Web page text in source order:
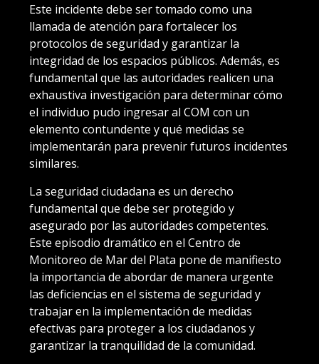
Este incidente debe ser tomado como una
llamada de atención para fortalecer los
protocolos de seguridad y garantizar la
integridad de los espacios públicos. Además, es
fundamental que las autoridades realicen una
exhaustiva investigación para determinar cómo
el individuo pudo ingresar al COM con un
elemento contundente y qué medidas se
implementarán para prevenir futuros incidentes
similares.
La seguridad ciudadana es un derecho
fundamental que debe ser protegido y
asegurado por las autoridades competentes.
Este episodio dramático en el Centro de
Monitoreo de Mar del Plata pone de manifiesto
la importancia de abordar de manera urgente
las deficiencias en el sistema de seguridad y
trabajar en la implementación de medidas
efectivas para proteger a los ciudadanos y
garantizar la tranquilidad de la comunidad.